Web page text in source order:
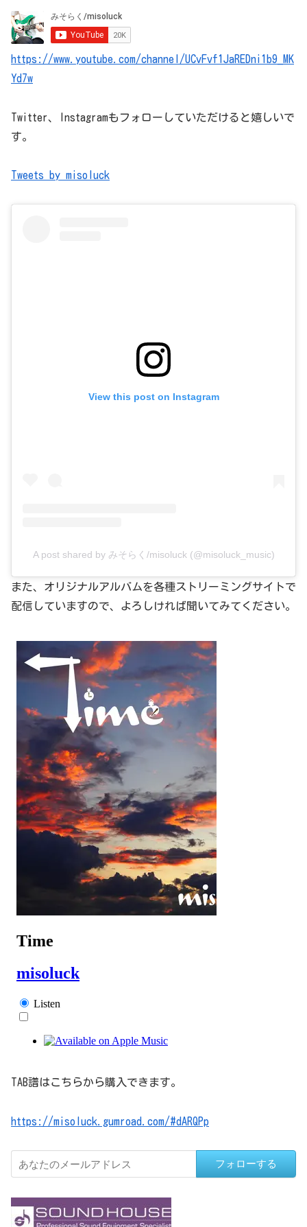
https://www.youtube.com/channel/UCvFvf1JaREDni1b9_MK
Yd7w
Twitter、Instagramもフォローしていただけると嬉しいで
す。
Tweets by misoluck
View this post on Instagram
A post shared by みそらく/misoluck (@misoluck_music)
また、オリジナルアルバムを各種ストリーミングサイトで
配信していますので、よろしければ聞いてみてください。
TAB譜はこちらから購入できます。
https://misoluck.gumroad.com/#dARQPp
フォローする